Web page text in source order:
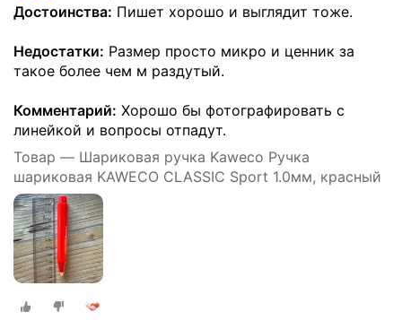
Достоинства: Пишет хорошо и выглядит тоже.
Недостатки: Размер просто микро и ценник за
такое более чем м раздутый.
Комментарий: Хорошо бы фотографировать с
линейкой и вопросы отпадут.
Товар — Шариковая ручка Kaweco Ручка
шариковая KAWECO CLASSIC Sport 1.0мм, красный